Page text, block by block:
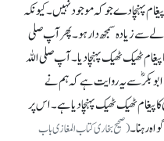
پہنچا دے جو کہ موجودنہیں۔ کیونکہ
سے زیادہ سمجھ دار ہو۔ پھر آپ صلی
پیغام ٹھیک ٹھیک پہنچا دیا۔ آپ صلی اللہ
سے یہ روایت ہے کہ ہم نے
پیغام ٹھیک ٹھیک پہنچا دیا ہے۔ اس پر
رہنا۔(صحیح بخاری کتاب المغازی باب